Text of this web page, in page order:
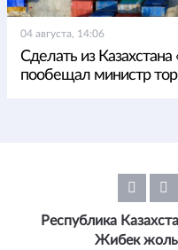
04 августа, 14:06
Сделать из Казахстана
пообещал министр
Республика
Жибек